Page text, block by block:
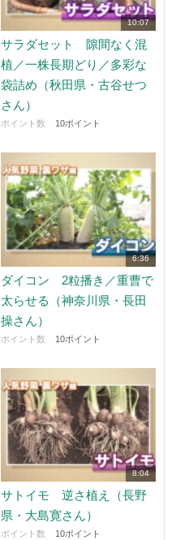
10:07
サラダセット 隙間なく混
植／一株長期どり／多彩な
袋詰め（秋田県・古谷せつ
さん）
ポイント数 10ポイント
6:36
ダイコン 2粒播き／重曹で
太らせる（神奈川県・長田
操さん）
ポイント数 10ポイント
8:04
サトイモ 逆さ植え（長野
県・大島寛さん）
ポイント数 10ポイント